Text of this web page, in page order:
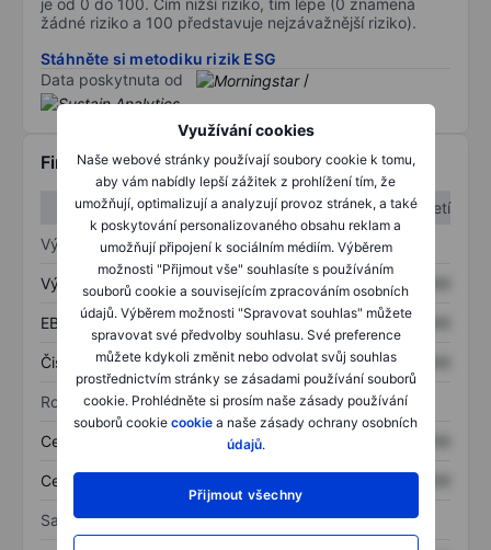
Využívání cookies
Naše webové stránky používají soubory cookie k tomu,
aby vám nabídly lepší zážitek z prohlížení tím, že
umožňují, optimalizují a analyzují provoz stránek, a také
k poskytování personalizovaného obsahu reklam a
umožňují připojení k sociálním médiím. Výběrem
možnosti "Přijmout vše" souhlasíte s používáním
souborů cookie a souvisejícím zpracováním osobních
údajů. Výběrem možnosti "Spravovat souhlas" můžete
spravovat své předvolby souhlasu. Své preference
můžete kdykoli změnit nebo odvolat svůj souhlas
prostřednictvím stránky se zásadami používání souborů
cookie. Prohlédněte si prosím naše zásady používání
souborů cookie cookie a naše zásady ochrany osobních
údajů.
Přijmout všechny
žádné riziko a 100 představuje nejzávažnější riziko).
Stáhněte si metodiku rizik ESG
Data poskytnuta od
/
Finanční informace
1. čtvrtletí
2. čtvrtletí
Výkaz zisku a ztráty
Výnos XXXXXXX XXXXXXX
EBITDA XXXXXXX XXXXXXX
Čistý příjem XXXXXXX XXXXXXX
Rozvaha
Celková aktiva
Celkový dluh XXXXXXX
Sazby